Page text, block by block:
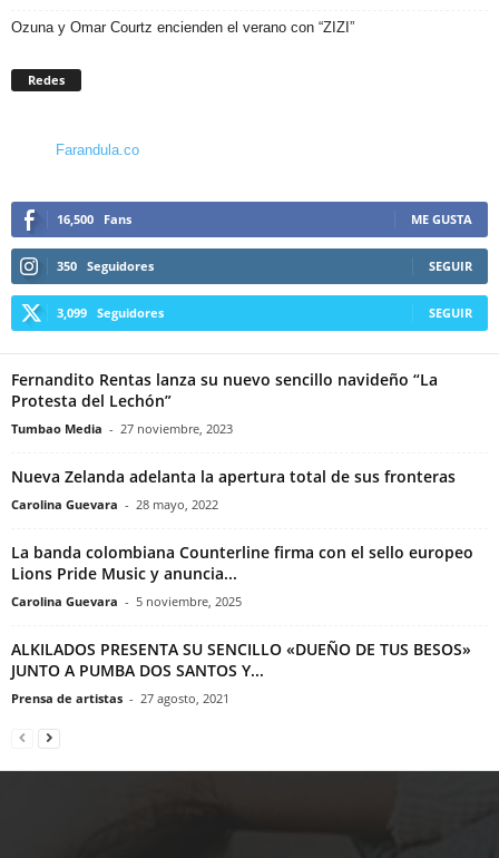
Ozuna y Omar Courtz encienden el verano con “ZIZI”
Redes
Farandula.co
16,500 Fans ME GUSTA
350 Seguidores SEGUIR
3,099 Seguidores SEGUIR
Fernandito Rentas lanza su nuevo sencillo navideño “La
Protesta del Lechón”
Tumbao Media - 27 noviembre, 2023
Nueva Zelanda adelanta la apertura total de sus fronteras
Carolina Guevara - 28 mayo, 2022
La banda colombiana Counterline firma con el sello europeo
Lions Pride Music y anuncia...
Carolina Guevara - 5 noviembre, 2025
ALKILADOS PRESENTA SU SENCILLO «DUEÑO DE TUS BESOS»
JUNTO A PUMBA DOS SANTOS Y...
Prensa de artistas - 27 agosto, 2021